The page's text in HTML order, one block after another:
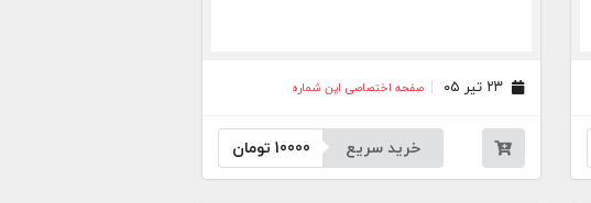
صفحه اختصاصی این شماره
خرید سریع 10000 تومان